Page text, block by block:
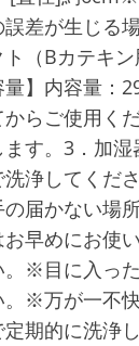
差が生じる
（Bカテキ
量】内容量：
らご使用く
す。3．加
洗浄してくだ
届かない場
お早めにお使
※目に入っ
。※万が一不
定期的に洗